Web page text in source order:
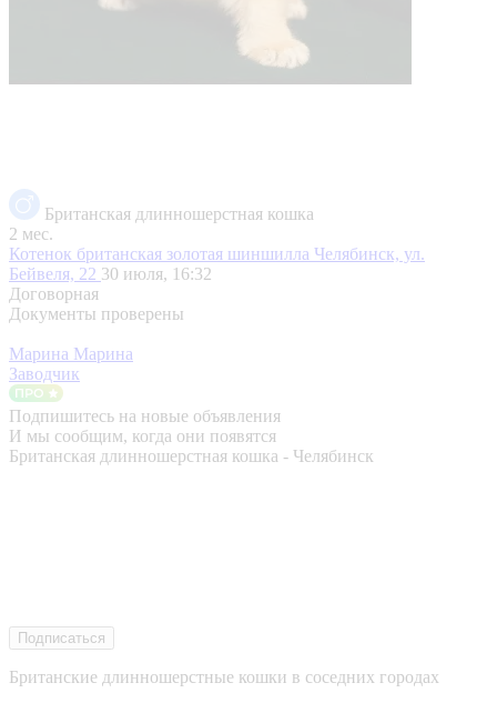
Британская длинношерстная кошка
2 мес.
Котенок британская золотая шиншилла Челябинск, ул.
Бейвеля, 22 30 июля, 16:32
Договорная
Документы проверены
Марина Марина
Заводчик
Подпишитесь на новые объявления
И мы сообщим, когда они появятся
Британская длинношерстная кошка - Челябинск
Подписаться
Британские длинношерстные кошки в соседних городах